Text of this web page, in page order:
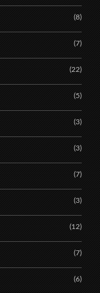
(8)
(7)
(22)
(5)
(3)
(3)
(7)
(3)
(12)
(7)
(6)